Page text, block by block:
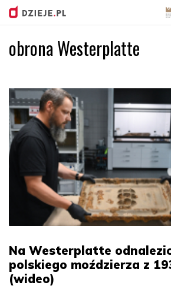
Przejdź
do
obrona Westerplatte
Na Westerplatte
polskiego moździerza z
(wideo)